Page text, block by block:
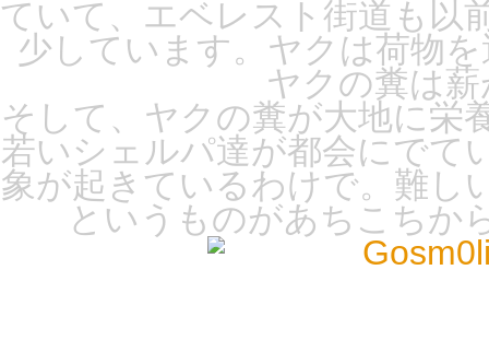
ていて、エベレスト街道も以
少しています。ヤクは荷物
ヤクの糞は
そして、ヤクの糞が大地に栄
若いシェルパ達が都会にでて
象が起きているわけで。難し
というものがあちこちか